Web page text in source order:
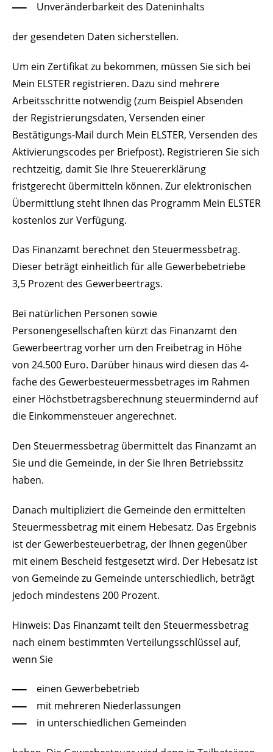
Unveränderbarkeit des Dateninhalts
der gesendeten Daten sicherstellen.
Um ein Zertifikat zu bekommen, müssen Sie sich bei
Mein ELSTER registrieren. Dazu sind mehrere
Arbeitsschritte notwendig (zum Beispiel Absenden
der Registrierungsdaten, Versenden einer
Bestätigungs-Mail durch Mein ELSTER, Versenden des
Aktivierungscodes per Briefpost). Registrieren Sie sich
rechtzeitig, damit Sie Ihre Steuererklärung
fristgerecht übermitteln können. Zur elektronischen
Übermittlung steht Ihnen das Programm Mein ELSTER
kostenlos zur Verfügung.
Das Finanzamt berechnet den Steuermessbetrag.
Dieser beträgt einheitlich für alle Gewerbebetriebe
3,5 Prozent des Gewerbeertrags.
Bei natürlichen Personen sowie
Personengesellschaften kürzt das Finanzamt den
Gewerbeertrag vorher um den Freibetrag in Höhe
von 24.500 Euro. Darüber hinaus wird diesen das 4-
fache des Gewerbesteuermessbetrages im Rahmen
einer Höchstbetragsberechnung steuermindernd auf
die Einkommensteuer angerechnet.
Den Steuermessbetrag übermittelt das Finanzamt an
Sie und die Gemeinde, in der Sie Ihren Betriebssitz
haben.
Danach multipliziert die Gemeinde den ermittelten
Steuermessbetrag mit einem Hebesatz. Das Ergebnis
ist der Gewerbesteuerbetrag, der Ihnen gegenüber
mit einem Bescheid festgesetzt wird. Der Hebesatz ist
von Gemeinde zu Gemeinde unterschiedlich, beträgt
jedoch mindestens 200 Prozent.
Hinweis: Das Finanzamt teilt den Steuermessbetrag
nach einem bestimmten Verteilungsschlüssel auf,
wenn Sie
einen Gewerbebetrieb
mit mehreren Niederlassungen
in unterschiedlichen Gemeinden